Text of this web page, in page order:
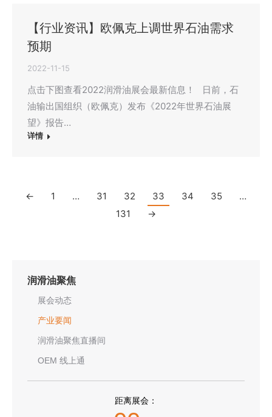
【行业资讯】欧佩克上调世界石油需求
预期
2022-11-15
点击下图查看2022润滑油展会最新信息！ 日前，石
油输出国组织（欧佩克）发布《2022年世界石油展
望》报告…
详情
← 1 … 31 32 33 34 35
…
131
→
润滑油聚焦
展会动态
产业要闻
润滑油聚焦直播间
OEM 线上通
距离展会：